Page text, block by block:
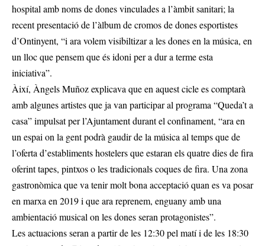
hospital amb noms de dones vinculades a l’àmbit sanitari; la
recent presentació de l’àlbum de cromos de dones esportistes
d’Ontinyent, “i ara volem visibiltizar a les dones en la música, en
un lloc que pensem que és idoni per a dur a terme esta
iniciativa”.
Àixí, Àngels Muñoz explicava que en aquest cicle es comptarà
amb algunes artistes que ja van participar al programa “Queda’t a
casa” impulsat per l’Ajuntament durant el confinament, “ara en
un espai on la gent podrà gaudir de la música al temps que de
l’oferta d’establiments hostelers que estaran els quatre dies de fira
oferint tapes, pintxos o les tradicionals coques de fira. Una zona
gastronòmica que va tenir molt bona acceptació quan es va posar
en marxa en 2019 i que ara reprenem, enguany amb una
ambientació musical on les dones seran protagonistes”.
Les actuacions seran a partir de les 12:30 pel matí i de les 18:30